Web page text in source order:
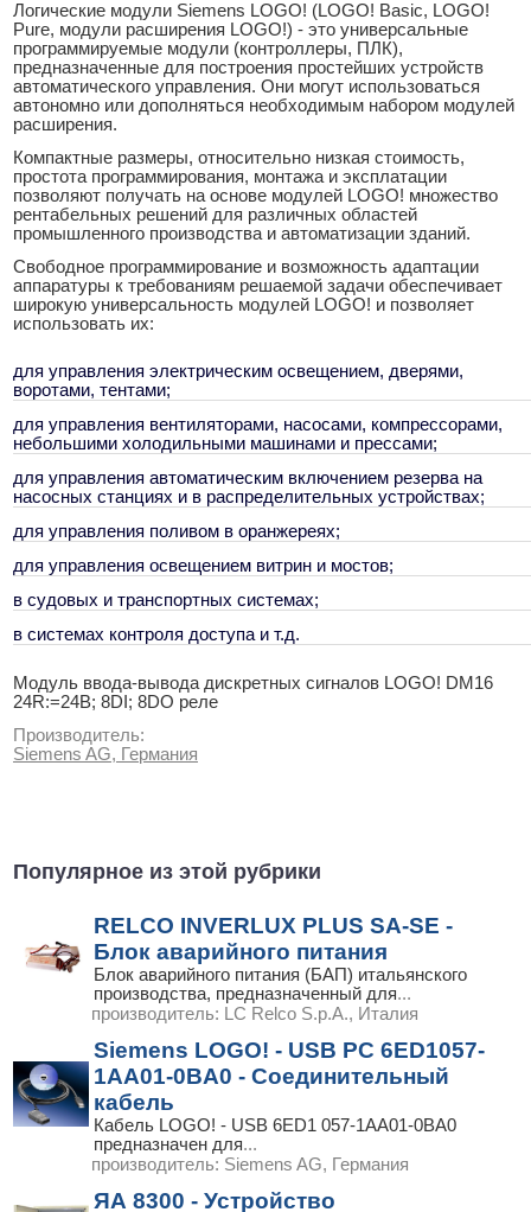
Логические модули Siemens LOGO! (LOGO! Basic, LOGO!
Pure, модули расширения LOGO!) - это универсальные
программируемые модули (контроллеры, ПЛК),
предназначенные для построения простейших устройств
автоматического управления. Они могут использоваться
автономно или дополняться необходимым набором модулей
расширения.
Компактные размеры, относительно низкая стоимость,
простота программирования, монтажа и эксплатации
позволяют получать на основе модулей LOGO! множество
рентабельных решений для различных областей
промышленного производства и автоматизации зданий.
Свободное программирование и возможность адаптации
аппаратуры к требованиям решаемой задачи обеспечивает
широкую универсальность модулей LOGO! и позволяет
использовать их:
для управления электрическим освещением, дверями,
воротами, тентами;
для управления вентиляторами, насосами, компрессорами,
небольшими холодильными машинами и прессами;
для управления автоматическим включением резерва на
насосных станциях и в распределительных устройствах;
для управления поливом в оранжереях;
для управления освещением витрин и мостов;
в судовых и транспортных системах;
в системах контроля доступа и т.д.
Модуль ввода-вывода дискретных сигналов LOGO! DM16
24R:=24B; 8DI; 8DO реле
Производитель:
Siemens AG, Германия
Популярное из этой рубрики
RELCO INVERLUX PLUS SA-SE -
Блок аварийного питания
Блок аварийного питания (БАП) итальянского
производства, предназначенный для...
производитель: LC Relco S.p.A., Италия
Siemens LOGO! - USB PC 6ED1057-
1AA01-0BA0 - Соединительный
кабель
Кабель LOGO! - USB 6ED1 057-1AA01-0BA0
предназначен для...
производитель: Siemens AG, Германия
ЯА 8300 - Устройство